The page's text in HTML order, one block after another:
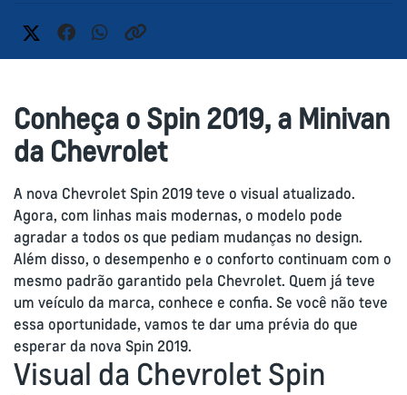
Conheça o Spin 2019, a Minivan
da Chevrolet
A nova Chevrolet Spin 2019 teve o visual atualizado.
Agora, com linhas mais modernas, o modelo pode
agradar a todos os que pediam mudanças no design.
Além disso, o desempenho e o conforto continuam com o
mesmo padrão garantido pela Chevrolet. Quem já teve
um veículo da marca, conhece e confia. Se você não teve
essa oportunidade, vamos te dar uma prévia do que
esperar da nova Spin 2019.
Visual da Chevrolet Spin